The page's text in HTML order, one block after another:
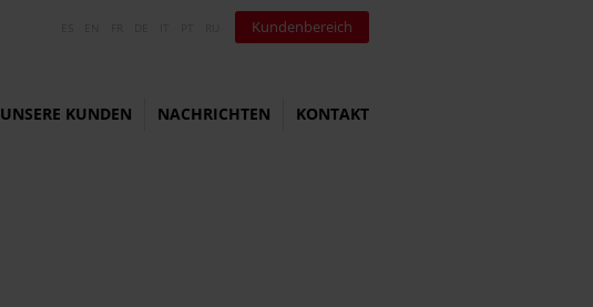
Kundenbereich
UNSERE KUNDEN NACHRICHTEN KONTAKT